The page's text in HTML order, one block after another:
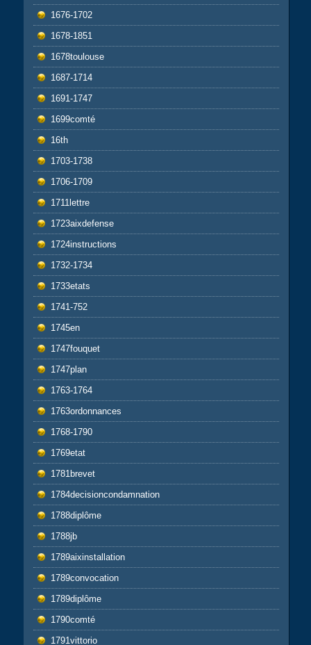
1676-1702
1678-1851
1678toulouse
1687-1714
1691-1747
1699comté
16th
1703-1738
1706-1709
1711lettre
1723aixdefense
1724instructions
1732-1734
1733etats
1741-752
1745en
1747fouquet
1747plan
1763-1764
1763ordonnances
1768-1790
1769etat
1781brevet
1784decisioncondamnation
1788diplôme
1788jb
1789aixinstallation
1789convocation
1789diplôme
1790comté
1791vittorio